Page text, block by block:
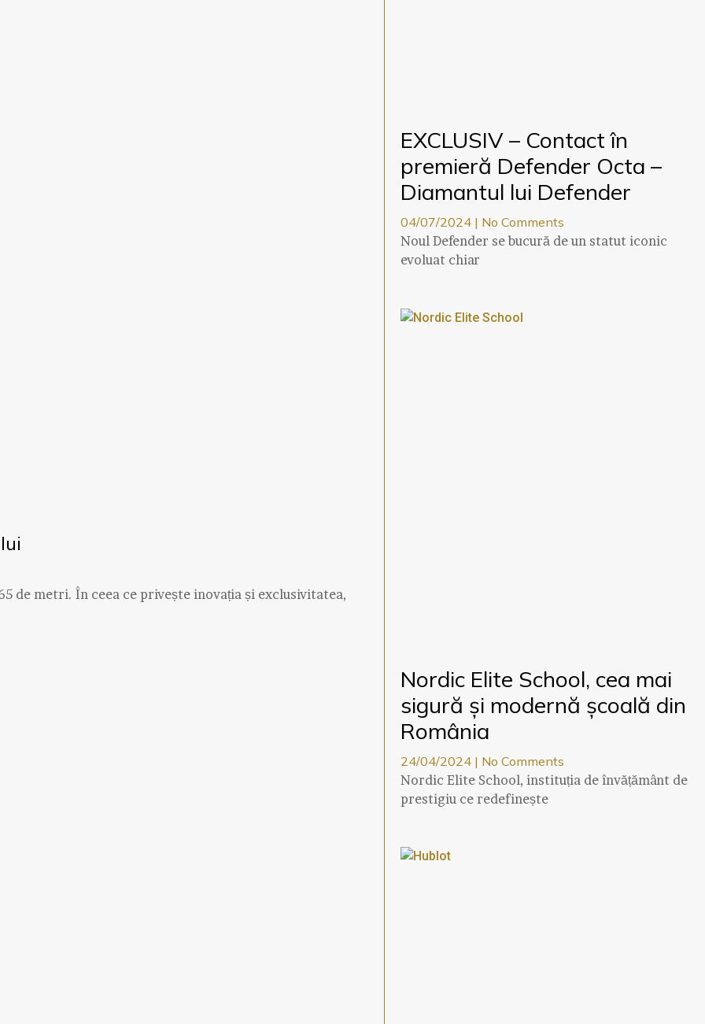
de metri. În ceea ce privește inovația și exclusivitatea,
EXCLUSIV – Contact în
premieră Defender Octa –
Diamantul lui Defender
04/07/2024
No Comments
Noul Defender se bucură de un statut iconic
evoluat chiar
Nordic Elite School, cea mai
sigură și modernă școală din
România
24/04/2024
No Comments
Nordic Elite School, instituția de învățământ de
prestigiu ce redefinește